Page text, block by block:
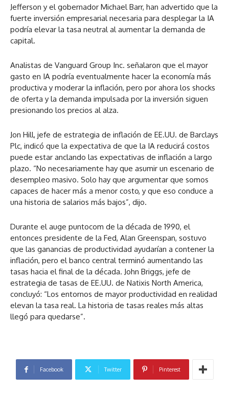
Jefferson y el gobernador Michael Barr, han advertido que la
fuerte inversión empresarial necesaria para desplegar la IA
podría elevar la tasa neutral al aumentar la demanda de
capital.
Analistas de Vanguard Group Inc. señalaron que el mayor
gasto en IA podría eventualmente hacer la economía más
productiva y moderar la inflación, pero por ahora los shocks
de oferta y la demanda impulsada por la inversión siguen
presionando los precios al alza.
Jon Hill, jefe de estrategia de inflación de EE.UU. de Barclays
Plc, indicó que la expectativa de que la IA reducirá costos
puede estar anclando las expectativas de inflación a largo
plazo. “No necesariamente hay que asumir un escenario de
desempleo masivo. Solo hay que argumentar que somos
capaces de hacer más a menor costo, y que eso conduce a
una historia de salarios más bajos”, dijo.
Durante el auge puntocom de la década de 1990, el
entonces presidente de la Fed, Alan Greenspan, sostuvo
que las ganancias de productividad ayudarían a contener la
inflación, pero el banco central terminó aumentando las
tasas hacia el final de la década. John Briggs, jefe de
estrategia de tasas de EE.UU. de Natixis North America,
concluyó: “Los entornos de mayor productividad en realidad
elevan la tasa real. La historia de tasas reales más altas
llegó para quedarse”.
Facebook Twitter Pinterest